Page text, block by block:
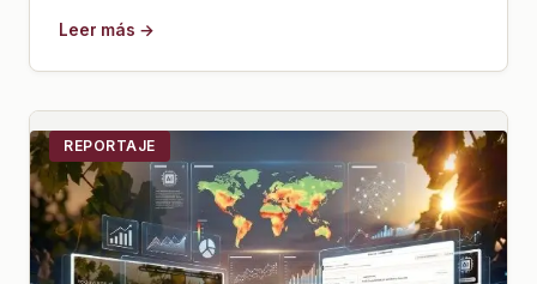
Leer más →
REPORTAJE